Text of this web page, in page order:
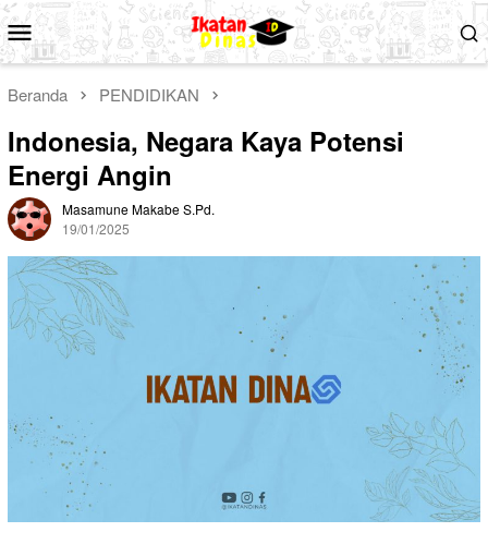
Loncat
ke
konten
Menu
Mobile
Beranda PENDIDIKAN
Indonesia, Negara Kaya Potensi
Energi Angin
Masamune Makabe S.Pd.
19/01/2025